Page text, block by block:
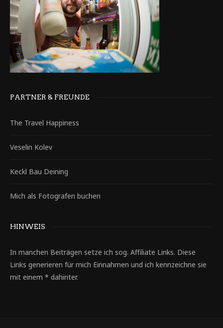
PARTNER & FREUNDE
The Travel Happiness
Veselin Kolev
Keckl Bau Deining
Mich als Fotografen buchen
HINWEIS
In manchen Beiträgen setze ich sog. Affiliate Links. Diese
Links generieren für mich Einnahmen und ich kennzeichne sie
mit einem * dahinter.